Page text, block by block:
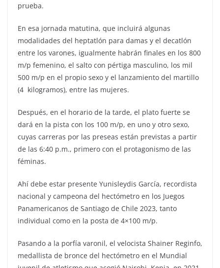
prueba.
En esa jornada matutina, que incluirá algunas
modalidades del heptatlón para damas y el decatlón
entre los varones, igualmente habrán finales en los 800
m/p femenino, el salto con pértiga masculino, los mil
500 m/p en el propio sexo y el lanzamiento del martillo
(4 kilogramos), entre las mujeres.
Después, en el horario de la tarde, el plato fuerte se
dará en la pista con los 100 m/p, en uno y otro sexo,
cuyas carreras por las preseas están previstas a partir
de las 6:40 p.m., primero con el protagonismo de las
féminas.
Ahí debe estar presente Yunisleydis García, recordista
nacional y campeona del hectómetro en los Juegos
Panamericanos de Santiago de Chile 2023, tanto
individual como en la posta de 4×100 m/p.
Pasando a la porfía varonil, el velocista Shainer Reginfo,
medallista de bronce del hectómetro en el Mundial